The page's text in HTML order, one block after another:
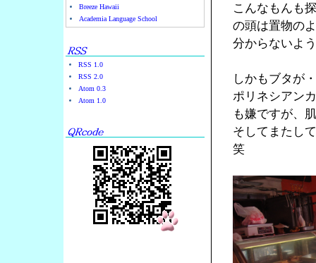
Breeze Hawaii
Academia Language School
RSS 1.0
RSS 2.0
Atom 0.3
Atom 1.0
こんなもんも
の頭は置物の
分からないよ
しかもブタが
ポリネシアン
も嫌ですが、
そしてまたし
笑